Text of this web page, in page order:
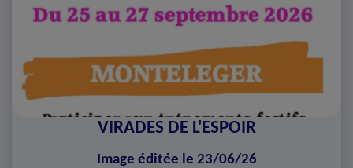
VIRADES DE L'ESPOIR
Image éditée le 23/06/26